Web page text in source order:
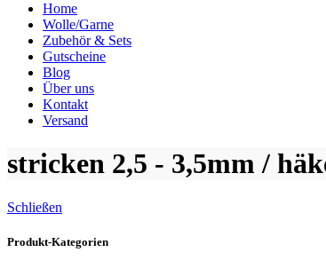
Home
Wolle/Garne
Zubehör & Sets
Gutscheine
Blog
Über uns
Kontakt
Versand
stricken 2,5 - 3,5mm /
Schließen
Produkt-Kategorien